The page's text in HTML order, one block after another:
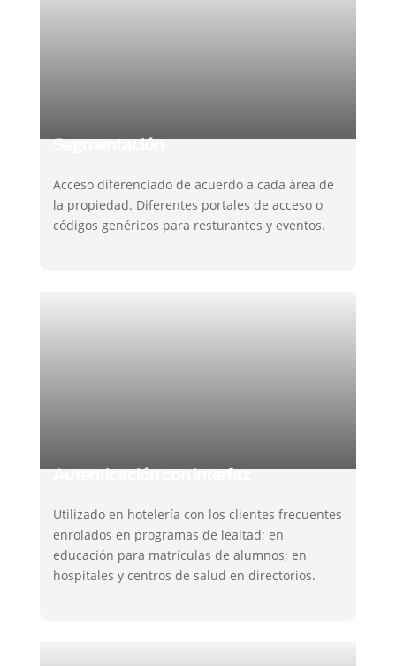
Acceso diferenciado de acuerdo a cada área de
la propiedad. Diferentes portales de acceso o
códigos genéricos para resturantes y eventos.
Utilizado en hotelería con los clientes frecuentes
enrolados en programas de lealtad; en
educación para matrículas de alumnos; en
hospitales y centros de salud en directorios.